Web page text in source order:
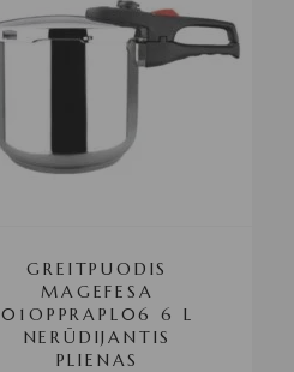
GREITPUODIS
MAGEFESA
01OPPRAPL06 6 L
NERŪDIJANTIS
PLIENAS